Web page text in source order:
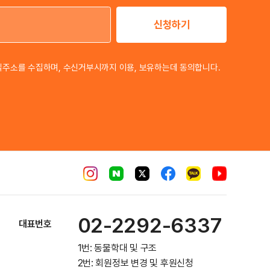
신청하기
소를 수집하며, 수신거부시까지 이용, 보유하는데 동의합니다.
대표번호 02-2292-6337
1번: 동물학대 및 구조
2번: 회원정보 변경 및 후원신청